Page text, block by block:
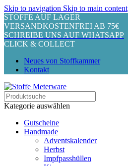
Skip to navigation Skip to main content
STOFFE AUF LAGER
VERSANDKOSTENFREI AB 75€
SCHREIBE UNS AUF WHATSAPP
CLICK & COLLECT
Neues von Stoffkammer
Kontakt
Kategorie auswählen
Gutscheine
Handmade
Adventskalender
Herbst
Impfpasshüllen